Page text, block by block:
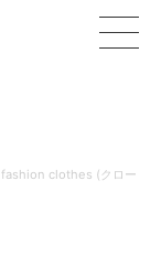
fashion clothes (クロー